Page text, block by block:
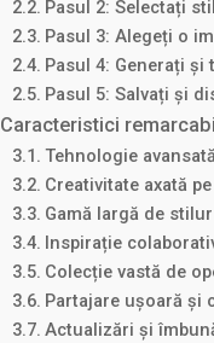
Pasul 2: Selectați
Pasul 3: Alegeți o
Pasul 4: Generați
Pasul 5: Salvați și
Caracteristici
Tehnologie
Creativitate axată
Gamă largă de
Inspirație
Colecție vastă de
Partajare ușoară și
Actualizări și